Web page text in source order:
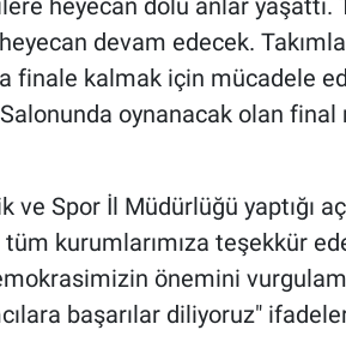
devam edecek.
finale kalmak için mücadele
oynanacak olan final
ve Spor İl Müdürlüğü yaptığı
kurumlarımıza teşekkür
önemini
başarılar diliyoruz"